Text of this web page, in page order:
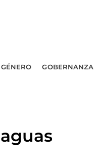
GÉNERO GOBERNANZA